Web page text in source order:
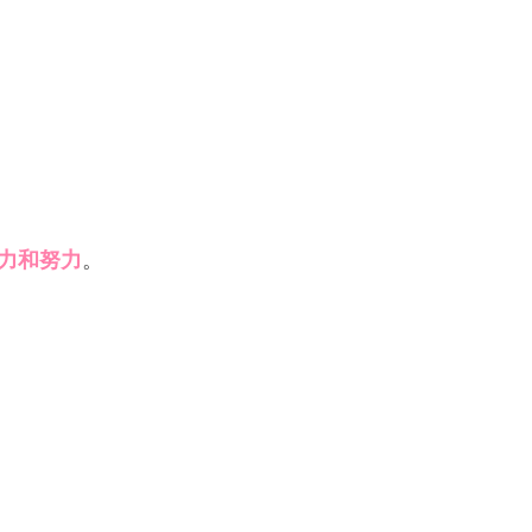
和努力。